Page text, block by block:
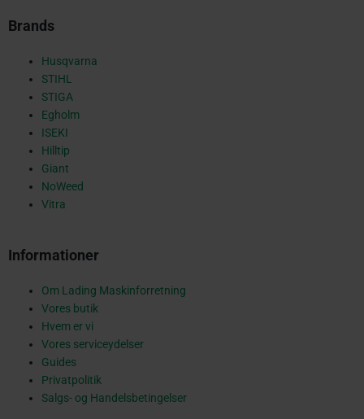
a
Brands
Husqvarna
STIHL
STIGA
Egholm
ISEKI
Hilltip
Giant
NoWeed
Vitra
Informationer
Om Lading Maskinforretning
Vores butik
Hvem er vi
Vores serviceydelser
Guides
Privatpolitik
Salgs- og Handelsbetingelser